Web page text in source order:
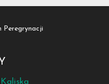
Peregrynacji